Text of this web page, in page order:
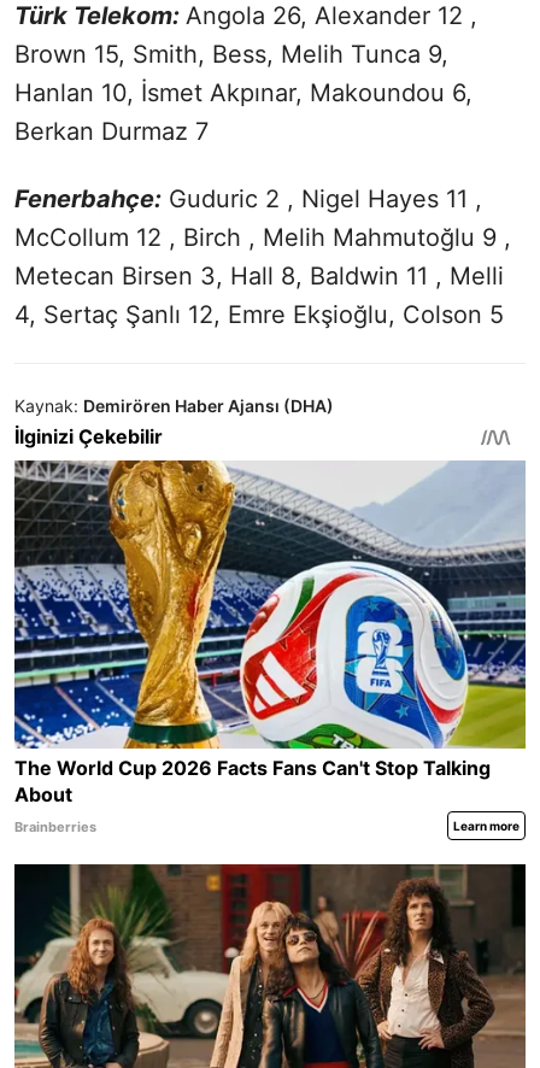
Türk Telekom: Angola 26, Alexander 12 ,
Brown 15, Smith, Bess, Melih Tunca 9,
Hanlan 10, İsmet Akpınar, Makoundou 6,
Berkan Durmaz 7
Fenerbahçe: Guduric 2 , Nigel Hayes 11 ,
McCollum 12 , Birch , Melih Mahmutoğlu 9 ,
Metecan Birsen 3, Hall 8, Baldwin 11 , Melli
4, Sertaç Şanlı 12, Emre Ekşioğlu, Colson 5
Kaynak: Demirören Haber Ajansı (DHA)